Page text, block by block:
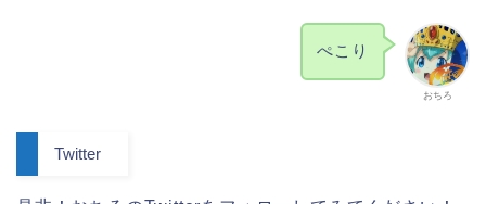
おちろ
ぺこり
Twitter